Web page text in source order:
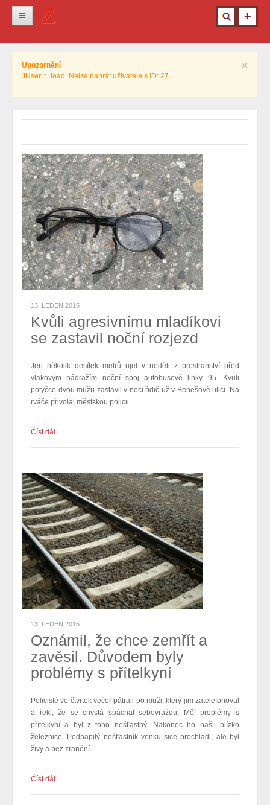
Krimi
Info z města
Ostatní
×
Upozornění
JUser: :_load: Nelze nahrát uživatele s ID: 27
13. LEDEN 2015
Kvůli agresivnímu mladíkovi
se zastavil noční rozjezd
Jen několik desítek metrů ujel v neděli z prostranství před
vlakovým nádražím noční spoj autobusové linky 95. Kvůli
potyčce dvou mužů zastavil v nociřidič už v Benešově ulici. Na
rváče přivolal městskou policii.
Číst dál...
13. LEDEN 2015
Oznámil, že chce zemřít a
zavěsil. Důvodem byly
problémy s přítelkyní
Policisté ve čtvrtek večer pátrali po muži, který jim zatelefonoval
a řekl, že se chystá spáchat sebevraždu. Měl problémy s
přítelkyní a byl z toho nešťastný. Nakonec ho našli blízko
železnice. Podnapilý nešťastník venku sice prochladl, ale byl
živý a bez zranění.
Číst dál...